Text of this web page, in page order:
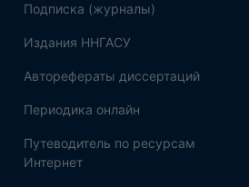
Подписка (журналы)
Издания ННГАСУ
Авторефераты диссертаций
Периодика онлайн
Путеводитель по ресурсам
Интернет